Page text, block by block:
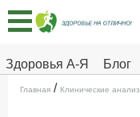
Здоровья А-Я Блог
Главная
Тесты
Про
Главная / Клинические